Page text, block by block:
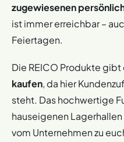
zugewiesenen
ist immer erreichbar –
Feiertagen.
Die REICO Produkte gibt
kaufen, da hier
steht. Das hochwertige
hauseigenen
vom Unternehmen zu